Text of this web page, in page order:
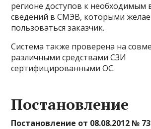
регионе доступов к необходимым
сведений в СМЭВ, которыми
пользоваться заказчик.
Система также проверена на
различными средствами СЗИ
сертифицированными ОС.
Постановление
Постановление от 08.08.2012 №